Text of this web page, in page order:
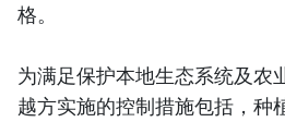
格。
为满足保护本地生态系统及农
越方实施的控制措施包括，种